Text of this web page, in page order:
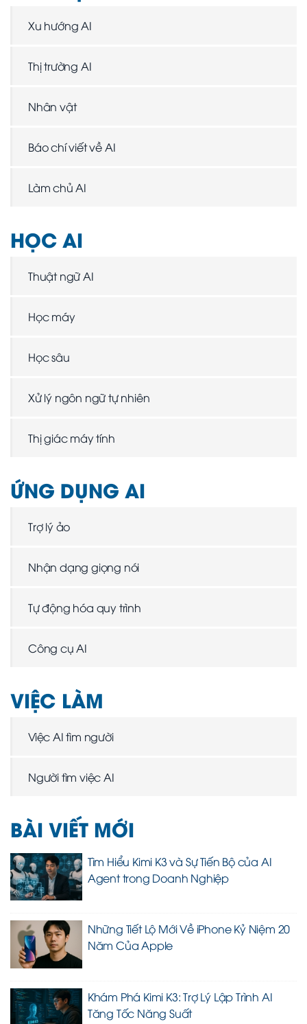
Xu hướng AI
Thị trường AI
Nhân vật
Báo chí viết về AI
Làm chủ AI
HỌC AI
Thuật ngữ AI
Học máy
Học sâu
Xử lý ngôn ngữ tự nhiên
Thị giác máy tính
ỨNG DỤNG AI
Trợ lý ảo
Nhận dạng giọng nói
Tự động hóa quy trình
Công cụ AI
VIỆC LÀM
Việc AI tìm người
Người tìm việc AI
BÀI VIẾT MỚI
Tìm Hiểu Kimi K3 và Sự Tiến Bộ của AI
Agent trong Doanh Nghiệp
Những Tiết Lộ Mới Về iPhone Kỷ Niệm 20
Năm Của Apple
Khám Phá Kimi K3: Trợ Lý Lập Trình AI
Tăng Tốc Năng Suất